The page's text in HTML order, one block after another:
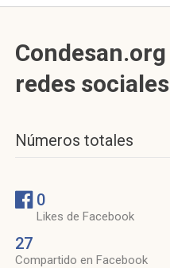
redes sociales
Números totales
0
Likes de Facebook
27
Compartido en Facebook